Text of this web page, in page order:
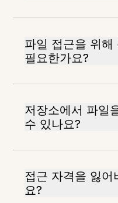
파일 접근을 위
필요한가요?
저장소에서 파일
수 있나요?
접근 자격을 잃
요?